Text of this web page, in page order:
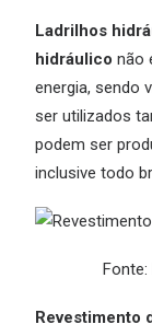
Ladrilhos
hidráulico não
energia, sendo
ser utilizados
podem ser
inclusive todo
Revestimento